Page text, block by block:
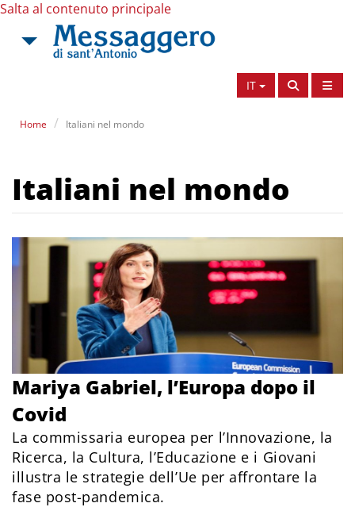
Salta al contenuto principale
IT
Home Italiani nel mondo
Italiani nel mondo
Mariya Gabriel, l’Europa dopo il
Covid
La commissaria europea per l’Innovazione, la
Ricerca, la Cultura, l’Educazione e i Giovani
illustra le strategie dell’Ue per affrontare la
fase post-pandemica.